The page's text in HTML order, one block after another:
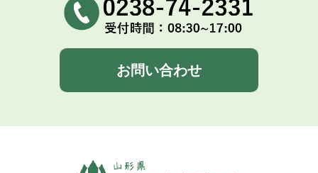
お問い合わせ